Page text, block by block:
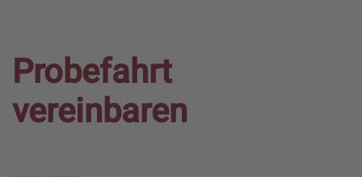
Probefahrt
vereinbaren